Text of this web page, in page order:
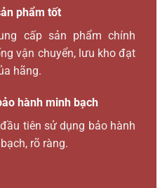
phẩm tốt
cấp sản phẩm chính
vận chuyển, lưu kho đạt
hãng.
hành minh bạch
tiên sử dụng bảo hành
rõ ràng.